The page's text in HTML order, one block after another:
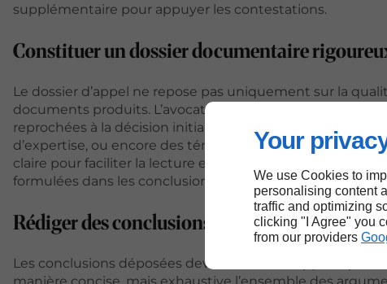
Your
We use Cookies to
personalising content
traffic and optimizing
clicking "I Agree" you
from our providers
supplémentaire pour appuyer les contestations.
Constituer un dossier documentaire
Le dossier d’appel ne repose pas uniquement sur la
documents produits. L’avocat doit réunir tous les
reprochées à la décision initiale. Ces pièces peuvent
d’expertise, ou encore des témoignages consignés.
claire pour faciliter la lecture et la compréhension des
formulées dans les conclusions.
Rédiger des conclusions précises et
Les conclusions déposées devant la Cour d’appel
manière concise, mais exhaustive l’ensemble des